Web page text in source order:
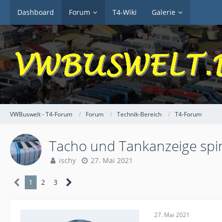
Dashboard Forum T4-Wiki Galerie
VWBuswelt - T4-Forum Forum Technik-Bereich T4-Forum
Tacho und Tankanzeige
ischy 27. Mai 2021
1 2 3
27. Mai 2021